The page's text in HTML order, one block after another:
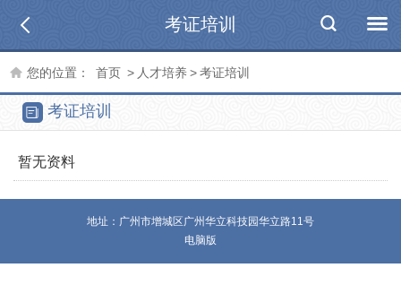
考证培训
您的位置： 首页 > 人才培养>考证培训
考证培训
暂无资料
地址：广州市增城区广州华立科技园华立路11号
电脑版